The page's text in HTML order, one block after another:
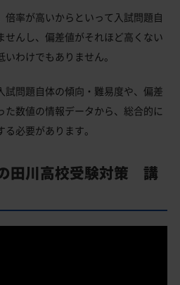
倍率が高いからといって入試問題自
せんし、偏差値がそれほど高くない
わけでもありません。
試問題自体の傾向・難易度や、偏差
数値の情報データから、総合的に
必要があります。
田川高校受験対策 講